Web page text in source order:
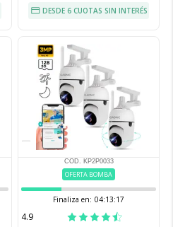
DESDE 6 CUOTAS SIN INTERÉS
COD. KP2P0033
OFERTA BOMBA
Finaliza en: 04:13:16
4.9